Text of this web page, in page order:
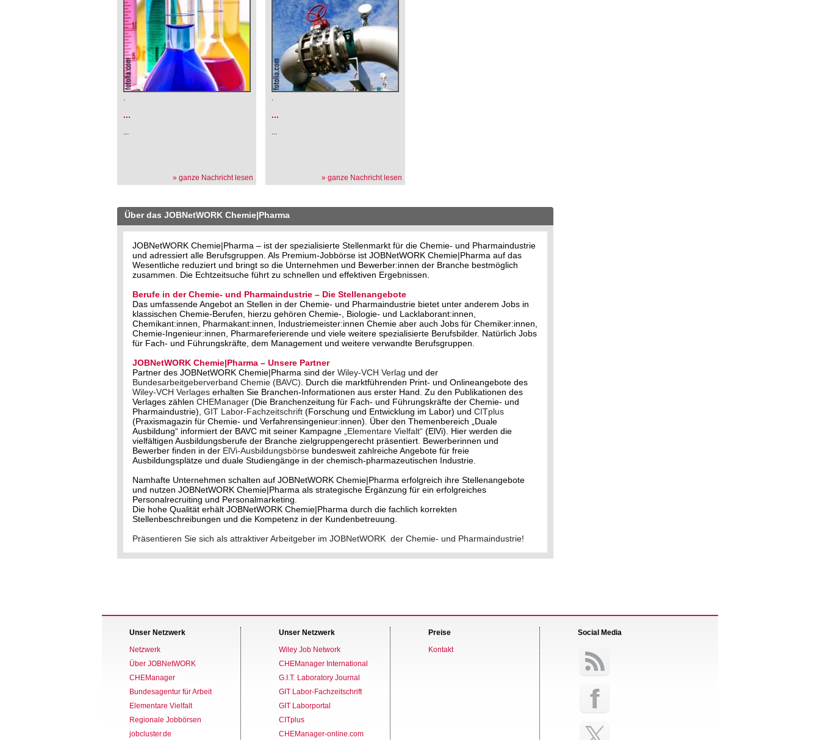
.
...
...
» ganze Nachricht lesen
.
...
...
» ganze Nachricht lesen
Über das JOBNetWORK Chemie|Pharma
JOBNetWORK Chemie|Pharma – ist der spezialisierte Stellenmarkt für die Chemie- und Pharmaindustrie
und adressiert alle Berufsgruppen. Als Premium-Jobbörse ist JOBNetWORK Chemie|Pharma auf das
Wesentliche reduziert und bringt so die Unternehmen und Bewerber:innen der Branche bestmöglich
zusammen. Die Echtzeitsuche führt zu schnellen und effektiven Ergebnissen.
Berufe in der Chemie- und Pharmaindustrie – Die Stellenangebote
Das umfassende Angebot an Stellen in der Chemie- und Pharmaindustrie bietet unter anderem Jobs in
klassischen Chemie-Berufen, hierzu gehören Chemie-, Biologie- und Lacklaborant:innen,
Chemikant:innen, Pharmakant:innen, Industriemeister:innen Chemie aber auch Jobs für Chemiker:innen,
Chemie-Ingenieur:innen, Pharmareferierende und viele weitere spezialisierte Berufsbilder. Natürlich Jobs
für Fach- und Führungskräfte, dem Management und weitere verwandte Berufsgruppen.
JOBNetWORK Chemie|Pharma – Unsere Partner
Partner des JOBNetWORK Chemie|Pharma sind der Wiley-VCH Verlag und der
Bundesarbeitgeberverband Chemie (BAVC). Durch die marktführenden Print- und Onlineangebote des
Wiley-VCH Verlages erhalten Sie Branchen-Informationen aus erster Hand. Zu den Publikationen des
Verlages zählen CHEManager (Die Branchenzeitung für Fach- und Führungskräfte der Chemie- und
Pharmaindustrie), GIT Labor-Fachzeitschrift (Forschung und Entwicklung im Labor) und CITplus
(Praxismagazin für Chemie- und Verfahrensingenieur:innen). Über den Themenbereich „Duale
Ausbildung“ informiert der BAVC mit seiner Kampagne „Elementare Vielfalt“ (ElVi). Hier werden die
vielfältigen Ausbildungsberufe der Branche zielgruppengerecht präsentiert. Bewerberinnen und
Bewerber finden in der ElVi-Ausbildungsbörse bundesweit zahlreiche Angebote für freie
Ausbildungsplätze und duale Studiengänge in der chemisch-pharmazeutischen Industrie.
Namhafte Unternehmen schalten auf JOBNetWORK Chemie|Pharma erfolgreich ihre Stellenangebote
und nutzen JOBNetWORK Chemie|Pharma als strategische Ergänzung für ein erfolgreiches
Personalrecruiting und Personalmarketing.
Die hohe Qualität erhält JOBNetWORK Chemie|Pharma durch die fachlich korrekten
Stellenbeschreibungen und die Kompetenz in der Kundenbetreuung.
Präsentieren Sie sich als attraktiver Arbeitgeber im JOBNetWORK der Chemie- und Pharmaindustrie!
Unser Netzwerk
Netzwerk
Über JOBNetWORK
CHEManager
Bundesagentur für Arbeit
Elementare Vielfalt
Regionale Jobbörsen
jobcluster.de
Unser Netzwerk
Wiley Job Network
CHEManager International
G.I.T. Laboratory Journal
GIT Labor-Fachzeitschrift
GIT Laborportal
CITplus
CHEManager-online.com
Preise
Kontakt
Social Media